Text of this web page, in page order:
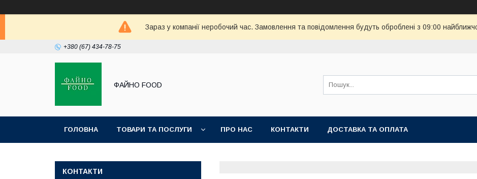
Зараз у компанії неробочий час. Замовлення та повідомлення будуть оброблені з 09:00
+380 (67) 434-78-75
ФАЙНО FOOD
ГОЛОВНА ТОВАРИ ТА ПОСЛУГИ ПРО НАС КОНТАКТИ ДОСТАВКА ТА ОПЛАТА
КОНТАКТИ